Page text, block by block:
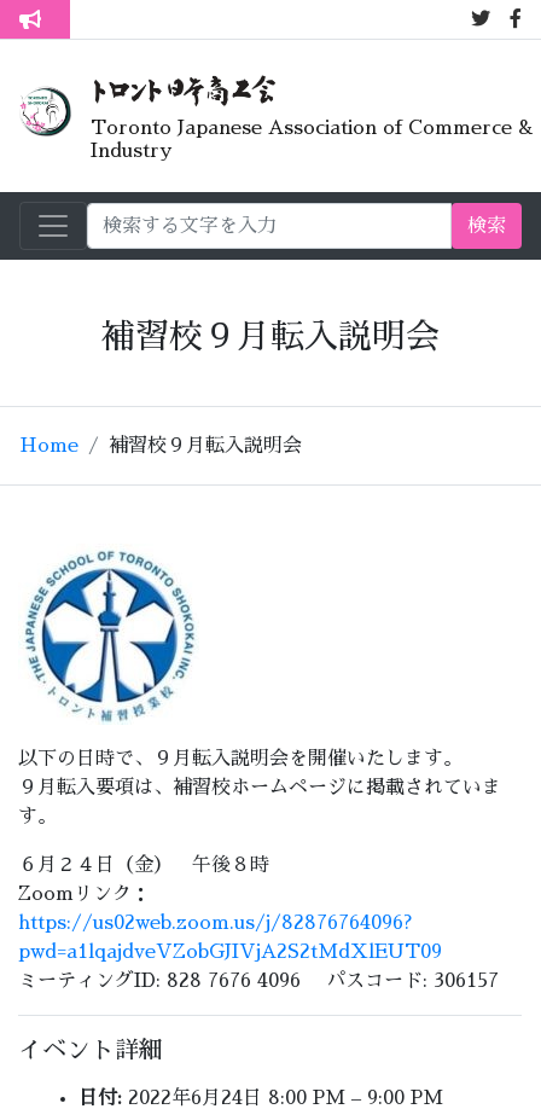
トロント生活不安疑問質問懇談会
7月オープ
Toronto Japanese Association of Commerce &
Industry
検索
補習校９月転入説明会
Home 補習校９月転入説明会
以下の日時で、９月転入説明会を開催いたします。
９月転入要項は、補習校ホームページに掲載されていま
す。
６月２４日（金） 午後８時
Zoomリンク：
https://us02web.zoom.us/j/82876764096?
pwd=a1lqajdveVZobGJIVjA2S2tMdXlEUT09
ミーティングID: 828 7676 4096 パスコード: 306157
イベント詳細
日付: 2022年6月24日 8:00 PM – 9:00 PM